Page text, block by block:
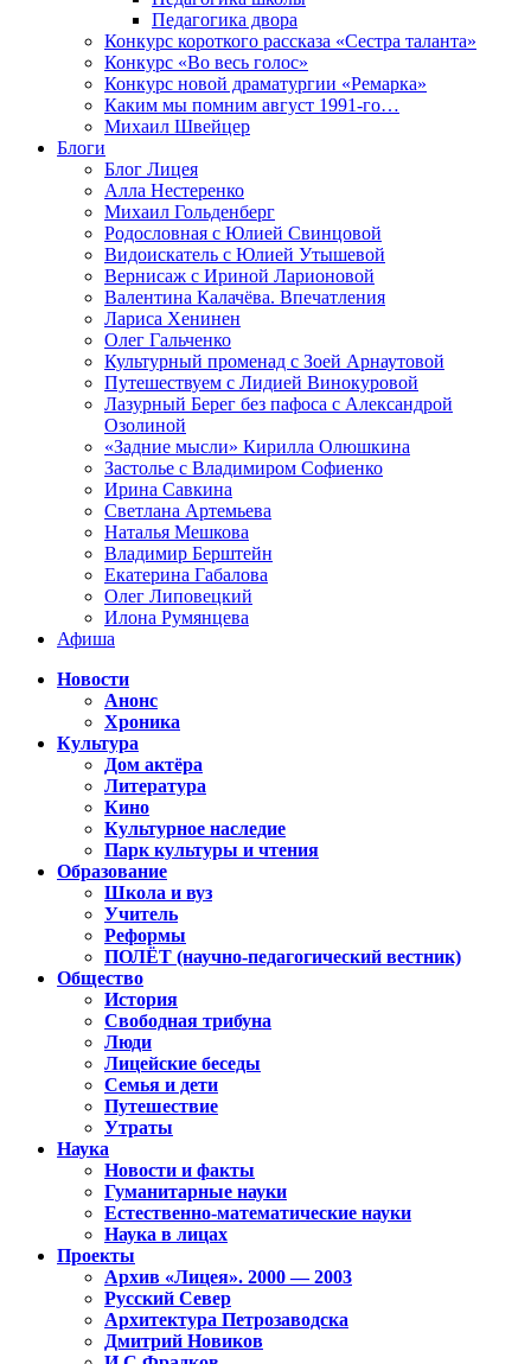
Педагогика двора
Конкурс короткого рассказа «Сестра таланта»
Конкурс «Во весь голос»
Конкурс новой драматургии «Ремарка»
Каким мы помним август 1991-го…
Михаил Швейцер
Блоги
Блог Лицея
Алла Нестеренко
Михаил Гольденберг
Родословная с Юлией Свинцовой
Видоискатель с Юлией Утышевой
Вернисаж с Ириной Ларионовой
Валентина Калачёва. Впечатления
Лариса Хенинен
Олег Гальченко
Культурный променад с Зоей Арнаутовой
Путешествуем с Лидией Винокуровой
Лазурный Берег без пафоса с Александрой
Озолиной
«Задние мысли» Кирилла Олюшкина
Застолье с Владимиром Софиенко
Ирина Савкина
Светлана Артемьева
Наталья Мешкова
Владимир Берштейн
Екатерина Габалова
Олег Липовецкий
Илона Румянцева
Афиша
Новости
Анонс
Хроника
Культура
Дом актёра
Литература
Кино
Культурное наследие
Парк культуры и чтения
Образование
Школа и вуз
Учитель
Реформы
ПОЛЁТ (научно-педагогический вестник)
Общество
История
Свободная трибуна
Люди
Лицейские беседы
Семья и дети
Путешествие
Утраты
Наука
Новости и факты
Гуманитарные науки
Естественно-математические науки
Наука в лицах
Проекты
Архив «Лицея». 2000 — 2003
Русский Север
Архитектура Петрозаводска
Дмитрий Новиков